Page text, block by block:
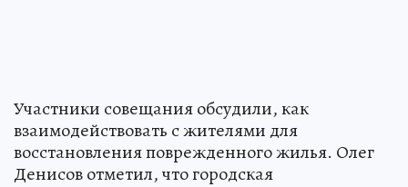
Участники совещания обсудили, как
взаимодействовать с жителями для
восстановления поврежденного жилья. Олег
Денисов отметил, что городская